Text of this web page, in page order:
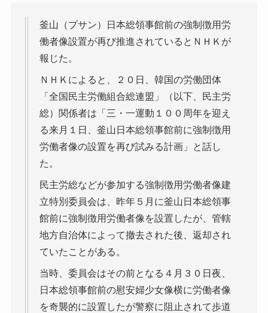
釜山（プサン）日本総領事館前の強制徴用労
働者像設置が再び推進されているとＮＨＫが
報じた。
ＮＨＫによると、２０日、韓国の労働団体
「全国民主労働組合総連盟」（以下、民主労
総）関係者は「三・一運動１００周年を迎え
る来月１日、釜山日本総領事館前に強制徴用
労働者像の設置を再び試みる計画」と話し
た。
民主労総などが参加する強制徴用労働者像建
立特別委員会は、昨年５月に釜山日本総領事
館前に強制徴用労働者像を設置したが、管轄
地方自治体によって撤去された後、返却され
ていたことがある。
当時、委員会はその前となる４月３０日夜、
日本総領事館前の慰安婦少女像横に労働者像
を奇襲的に設置したが警察に阻止されて歩道